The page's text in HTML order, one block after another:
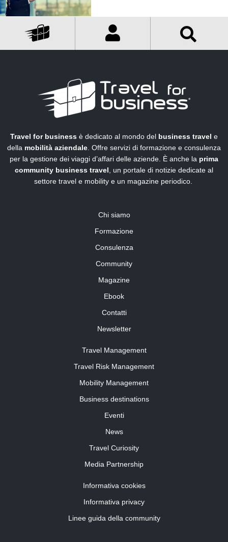
Travel for business è dedicato al mondo del business travel e
della mobilità aziendale . Offre servizi di formazione e consulenza
per la gestione dei viaggi d’affari delle aziende. È anche la prima
community business travel , un portale di notizie dedicate al
settore travel e mobility e un magazine periodico.
Chi siamo
Formazione
Consulenza
Community
Magazine
Ebook
Contatti
Newsletter
Travel Management
Travel Risk Management
Mobility Management
Business destinations
Eventi
News
Travel Curiosity
Media Partnership
Informativa cookies
Informativa privacy
Linee guida della community